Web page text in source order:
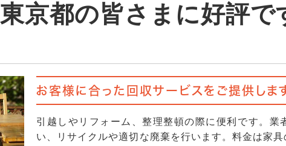
東京都の皆さまに好評で
お客様に合った回収サービスをご提供しま
引越しやリフォーム、整理整頓の際に便利です。業
い、リサイクルや適切な廃棄を行います。料金は家